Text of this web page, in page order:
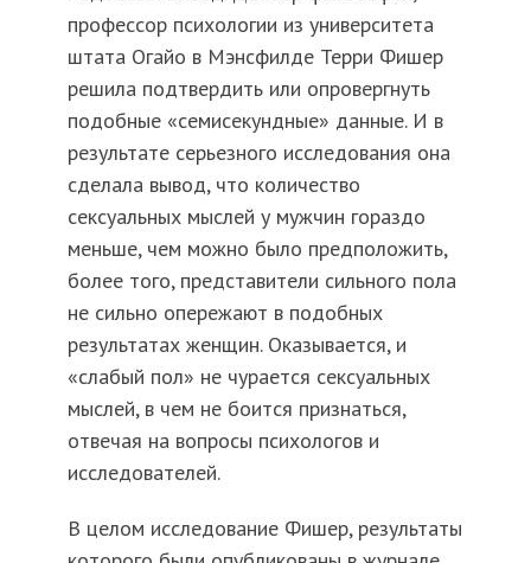
профессор психологии из университета
штата Огайо в Мэнсфилде Терри Фишер
решила подтвердить или опровергнуть
подобные «семисекундные» данные. И в
результате серьезного исследования она
сделала вывод, что количество
сексуальных мыслей у мужчин гораздо
меньше, чем можно было предположить,
более того, представители сильного пола
не сильно опережают в подобных
результатах женщин. Оказывается, и
«слабый пол» не чурается сексуальных
мыслей, в чем не боится признаться,
отвечая на вопросы психологов и
исследователей.
В целом исследование Фишер, результаты